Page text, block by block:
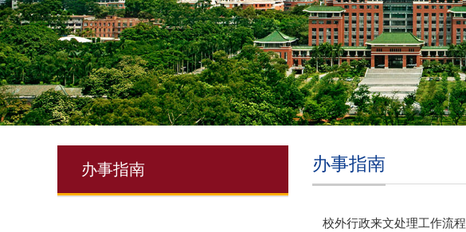
办事指南 办事指南
校外行政来文处理工作流程